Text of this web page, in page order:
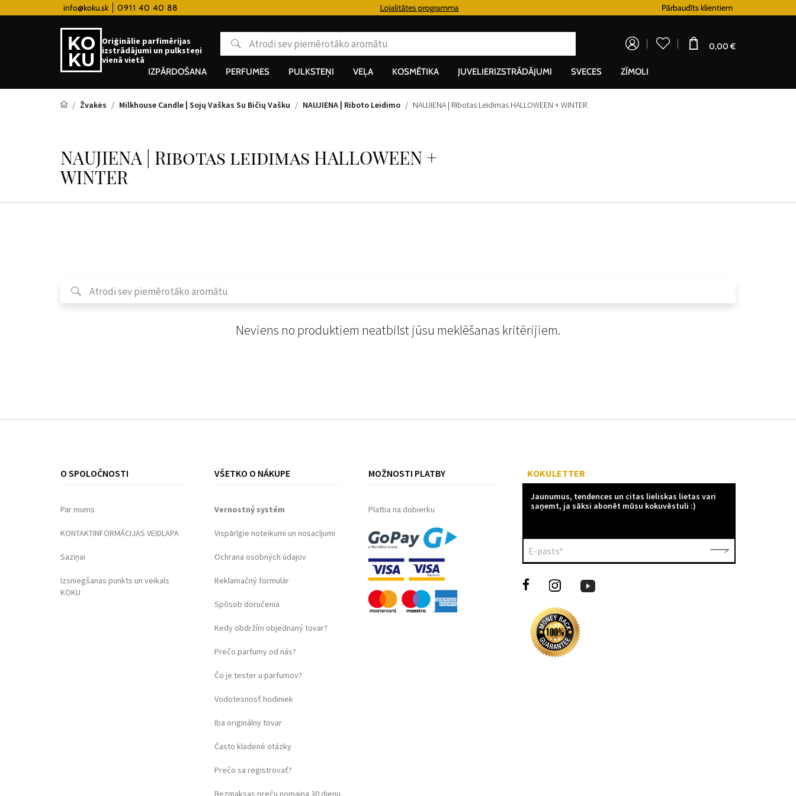
info@koku.sk 0911 40 40 88
Doprava zadarmo pre všetky hodinky od 80€ Lojalitātes programma Doprava zadarmo pre všetky hodinky od 80€Pārbaudīts klientiem
Oriģinālie parfimērijas
izstrādājumi un pulksteņi
vienā vietā
0,00 €
IZPĀRDOŠANA PERFUMES PULKSTEŅI VEĻA KOSMĒTIKA JUVELIERIZSTRĀDĀJUMI SVECES ZĪMOLI
Žvakės Milkhouse Candle | Sojų Vaškas Su Bičių Vašku NAUJIENA | Riboto Leidimo NAUJIENA | Ribotas Leidimas HALLOWEEN + WINTER
NAUJIENA | Ribotas leidimas HALLOWEEN +
WINTER
Neviens no produktiem neatbilst jūsu meklēšanas kritērijiem.
O SPOLOČNOSTI
Par mums
KONTAKTINFORMĀCIJAS VEIDLAPA
Saziņai
Izsniegšanas punkts un veikals
KOKU
VŠETKO O NÁKUPE
Vernostný systém
Vispārīgie noteikumi un nosacījumi
Ochrana osobných údajov
Reklamačný formulár
Spôsob doručenia
Kedy obdržím objednaný tovar?
Prečo parfumy od nás?
Čo je tester u parfumov?
Vodotesnosť hodiniek
Iba originálny tovar
Často kladené otázky
Prečo sa registrovať?
Bezmaksas preču nomaiņa 30 dienu
MOŽNOSTI PLATBY
Platba na dobierku
KOKULETTER
Jaunumus, tendences un citas lieliskas lietas vari
saņemt, ja sāksi abonēt mūsu kokuvēstuli :)
E-pasts*